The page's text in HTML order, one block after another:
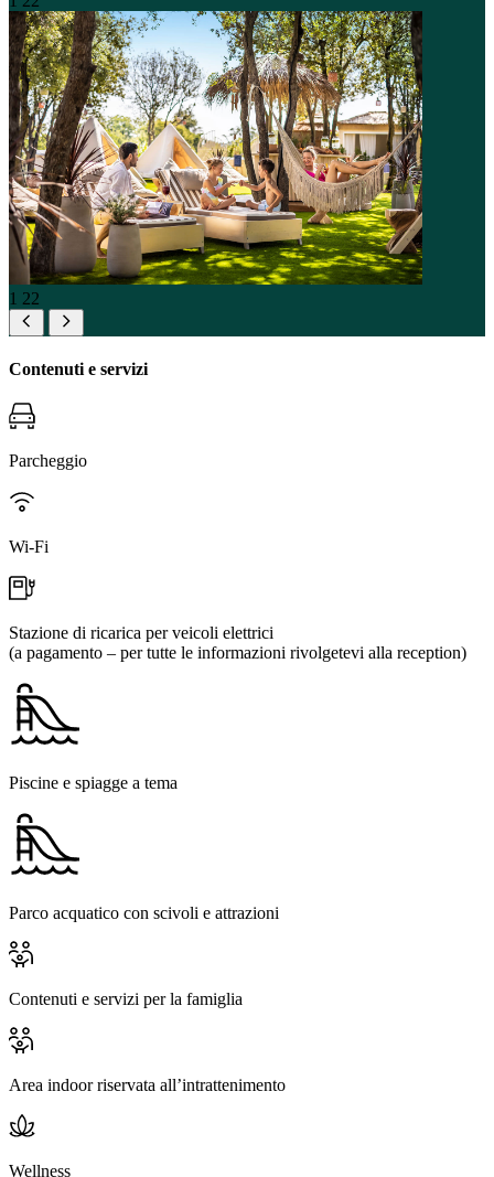
1 22
Contenuti e servizi
Parcheggio
Wi-Fi
Stazione di ricarica per veicoli elettrici
(a pagamento – per tutte le informazioni rivolgetevi alla reception)
Piscine e spiagge a tema
Parco acquatico con scivoli e attrazioni
Contenuti e servizi per la famiglia
Area indoor riservata all’intrattenimento
Wellness